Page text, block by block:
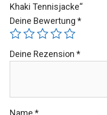
Khaki Tennisjacke“
Deine Bewertung *
Deine Rezension *
Name *